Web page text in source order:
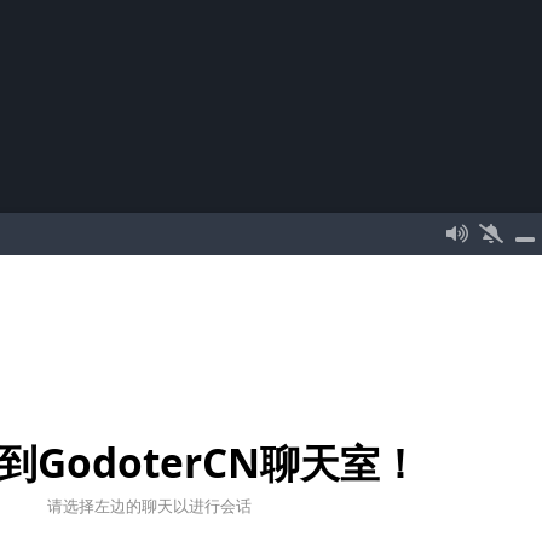
GodoterCN聊天室！
请选择左边的聊天以进行会话